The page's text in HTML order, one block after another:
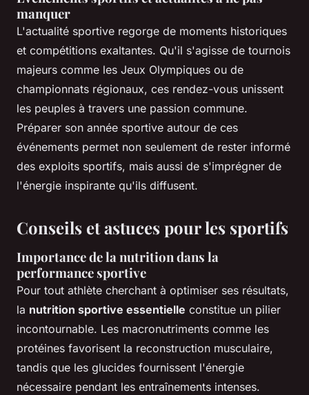
manquer
L'actualité sportive regorge de moments historiques
et compétitions exaltantes. Qu'il s'agisse de tournois
majeurs comme les Jeux Olympiques ou de
championnats régionaux, ces rendez-vous unissent
les peuples à travers une passion commune.
Préparer son année sportive autour de ces
événements permet non seulement de rester informé
des exploits sportifs, mais aussi de s'imprégner de
l'énergie inspirante qu'ils diffusent.
Conseils et astuces pour les sportifs
Importance de la nutrition dans la
performance sportive
Pour tout athlète cherchant à optimiser ses résultats,
la nutrition sportive essentielle constitue un pilier
incontournable. Les macronutriments comme les
protéines favorisent la reconstruction musculaire,
tandis que les glucides fournissent l'énergie
nécessaire pendant les entraînements intenses.